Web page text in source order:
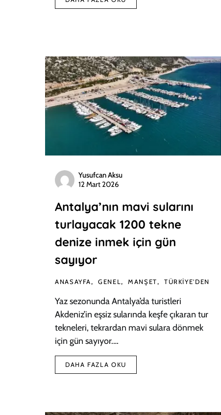
Yusufcan Aksu
12 Mart 2026
Antalya’nın mavi sularını
turlayacak 1200 tekne
denize inmek için gün
sayıyor
ANASAYFA GENEL MANŞET TÜRKIYE'DEN
Yaz sezonunda Antalya’da turistleri
Akdeniz’in eşsiz sularında keşfe çıkaran tur
tekneleri, tekrardan mavi sulara dönmek
için gün sayıyor.…
DAHA FAZLA OKU